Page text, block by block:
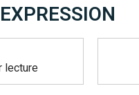
lecture